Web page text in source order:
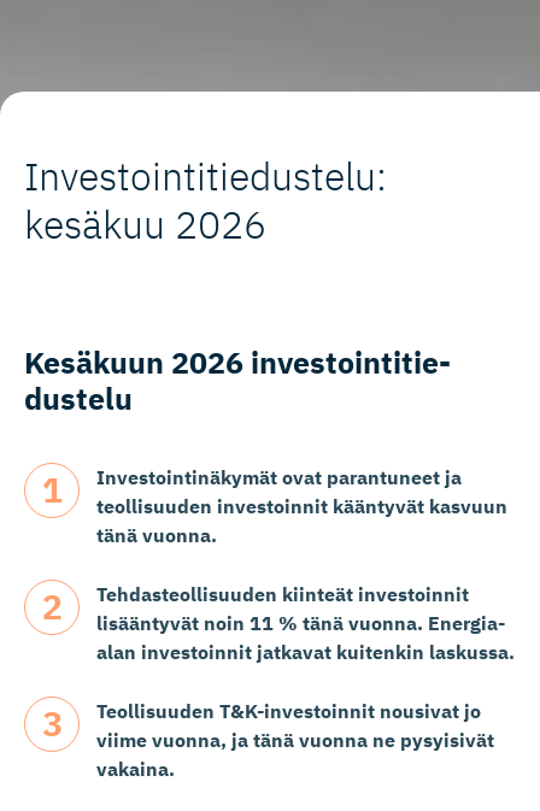
Investoin­ti­tie­dustelu:
kesäkuu 2026
Kesäkuun 2026 investoin­ti­tie­
dustelu
Investointinäkymät ovat parantuneet ja
teollisuuden investoinnit kääntyvät kasvuun
tänä vuonna.
Tehdasteollisuuden kiinteät investoinnit
lisääntyvät noin 11 % tänä vuonna. Energia-
alan investoinnit jatkavat kuitenkin laskussa.
Teollisuuden T&K-investoinnit nousivat jo
viime vuonna, ja tänä vuonna ne pysyisivät
vakaina.